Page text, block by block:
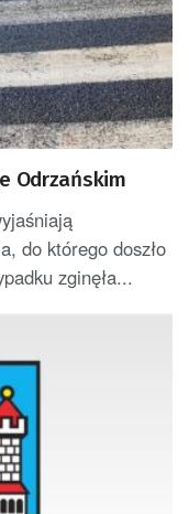
Odrzańskim
do którego doszło
zginęła...